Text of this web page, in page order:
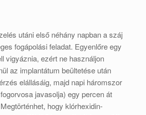
utáni első néhány napban a száj
fogápolási feladat. Egyenlőre egy
vigyáznia, ezért ne használjon
az implantátum beültetése után
elállásáig, majd napi háromszor
javasolja) egy percen át
hogy klórhexidin-